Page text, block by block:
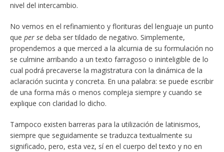
nivel del intercambio.
No vemos en el refinamiento y florituras del lenguaje un punto
que per se deba ser tildado de negativo. Simplemente,
propendemos a que merced a la alcurnia de su formulación no
se culmine arribando a un texto farragoso o ininteligible de lo
cual podrá precaverse la magistratura con la dinámica de la
aclaración sucinta y concreta. En una palabra: se puede escribir
de una forma más o menos compleja siempre y cuando se
explique con claridad lo dicho.
Tampoco existen barreras para la utilización de latinismos,
siempre que seguidamente se traduzca textualmente su
significado, pero, esta vez, sí en el cuerpo del texto y no en